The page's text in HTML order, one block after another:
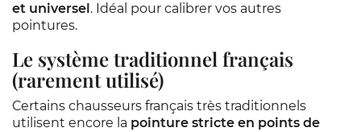
et universel. Idéal pour calibrer vos autres
pointures.
Le système traditionnel français
(rarement utilisé)
Certains chausseurs français très traditionnels
utilisent encore la pointure stricte en points de